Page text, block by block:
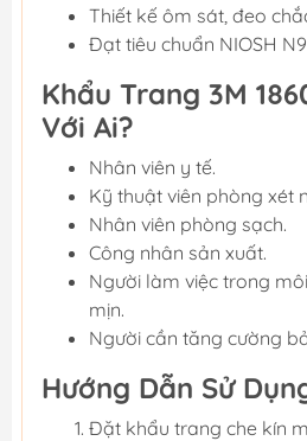
Thiết kế ôm sát, đeo
Đạt tiêu chuẩn NIOSH
Khẩu Trang 3M
Với Ai?
Nhân viên y tế.
Kỹ thuật viên phòng xét
Nhân viên phòng sạch.
Công nhân sản xuất.
Người làm việc trong
mịn.
Người cần tăng cường
Hướng Dẫn Sử
Đặt khẩu trang che kín